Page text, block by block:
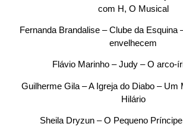
com H, O Musical
Fernanda Brandalise – Clube da Esquina
envelhecem
Flávio Marinho – Judy – O arco-
Guilherme Gila – A Igreja do Diabo – Um
Hilário
Sheila Dryzun – O Pequeno